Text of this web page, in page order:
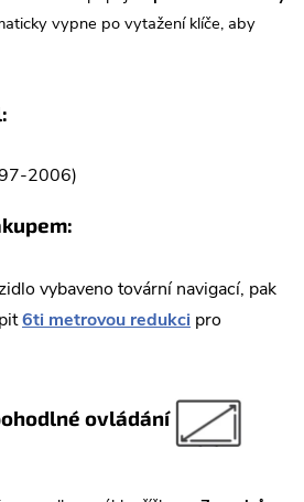
vypne po vytažení klíče, aby
2006)
vybaveno tovární navigací, pak
6ti metrovou redukci pro
ovládání